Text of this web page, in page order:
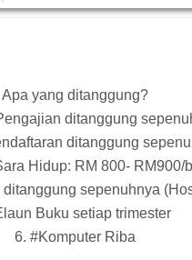
Apa yang ditanggung?
ditanggung
ditanggung
Hidup: RM 800- RM900/
sepenuhnya
Buku setiap trimester
6. #Komputer Riba